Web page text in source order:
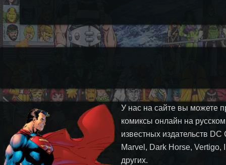
У нас на сайте вы можете
комиксы онлайн на
известных издательств DC
Marvel, Dark Horse, Vertigo,
других.